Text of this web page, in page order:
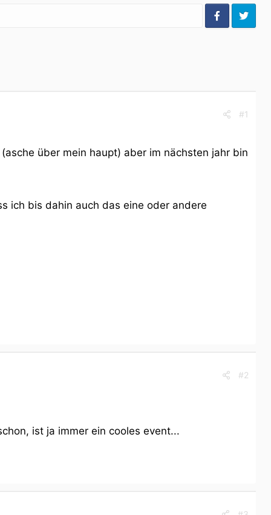
#1
über mein haupt) aber im nächsten jahr bin
ich bis dahin auch das eine oder andere
#2
ist ja immer ein cooles event...